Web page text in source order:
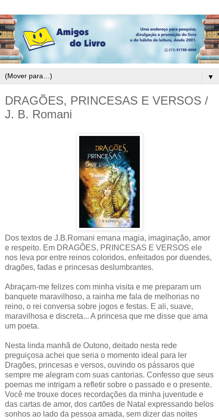
▼
DRAGÕES, PRINCESAS E VERSOS /
J. B. Romani
Dos textos de J.B.Romani emana magia, imaginação, amor
e respeito. Em DRAGÕES, PRINCESAS E VERSOS ele
nos leva por entre reinos coloridos, enfeitados por duendes,
dragões, fadas e princesas deslumbrantes.
Abraçam-me felizes com minha visita e me preparam um
banquete maravilhoso, a rainha me fala de melhorias no
reino, o rei conversa sobre jogos e festas. E ali, suave,
maravilhosa e discreta... A princesa que me disse que ama
um poeta.
Nesta linda manhã de Outono, deitado nesta rede
preguiçosa achei que seria o momento ideal para ler
Dragões, princesas e versos, ouvindo os pássaros que
sempre me alegram com suas cantorias. Confesso que seus
poemas me intrigam a refletir sobre o passado e o presente.
Você me trouxe doces recordações da minha juventude e
das cartas de amor, dos cartões de Natal expressando belos
sonhos ao lado da pessoa amada, sem dizer das noites